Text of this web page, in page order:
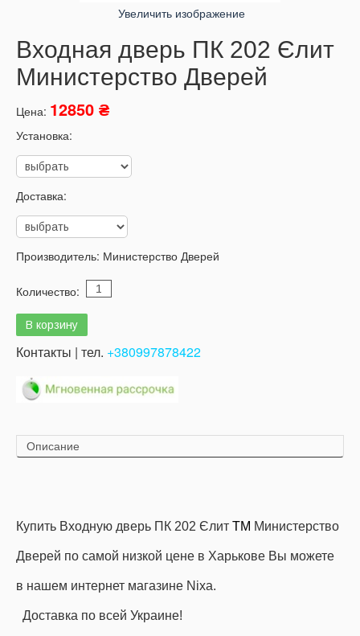
Увеличить изображение
Входная дверь ПК 202 Єлит
Министерство Дверей
Цена: 12850 ₴
Установка:
Доставка:
Производитель: Министерство Дверей
Количество:
Контакты | тел. +380997878422
Описание
Купить Входную дверь ПК 202 Єлит ТМ Министерство
Дверей по самой низкой цене в Харькове Вы можете
в нашем интернет магазине Nixa.
Доставка по всей Украине!